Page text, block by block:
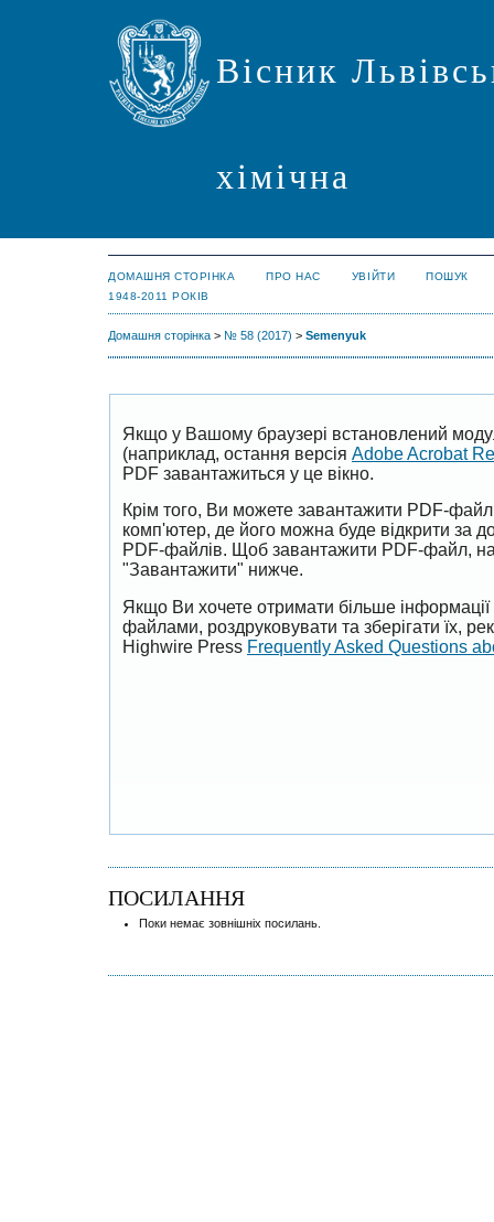
Вісник
хімічна
ДОМАШНЯ СТОРІНКА ПРО НАС УВІЙТИ
ПОШУК
1948-2011 РОКІВ
Домашня сторінка > № 58 (2017) > Semenyuk
Якщо у Вашому браузері встановлений
(наприклад, остання версія Adobe Acrobat
PDF завантажиться у це вікно.
Крім того, Ви можете завантажити PDF-
комп'ютер, де його можна буде відкрити за
PDF-файлів. Щоб завантажити PDF-файл,
"Завантажити" нижче.
Якщо Ви хочете отримати більше
файлами, роздруковувати та зберігати їх,
Highwire Press Frequently Asked Questions
ПОСИЛАННЯ
Поки немає зовнішніх посилань.